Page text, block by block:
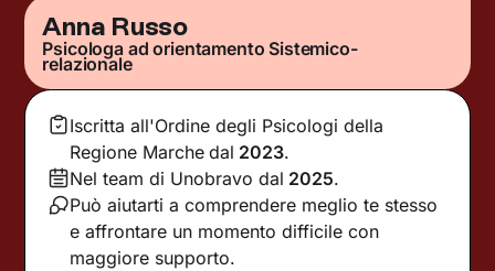
Anna Russo
Psicologa ad orientamento Sistemico-
relazionale
Iscritta all'Ordine degli Psicologi della
Regione Marche dal 2023.
Nel team di Unobravo dal 2025.
Può aiutarti a comprendere meglio te stesso
e affrontare un momento difficile con
maggiore supporto.